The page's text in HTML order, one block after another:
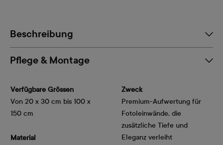
Beschreibung
Pflege & Montage
Verfügbare Grössen
Von 20 x 30 cm bis 100 x
150 cm
Material
Zweck
Premium-Aufwertung für
Fotoleinwände, die
zusätzliche Tiefe und
Eleganz verleiht